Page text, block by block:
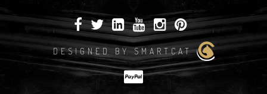
DESIGNED BY SMARTCAT